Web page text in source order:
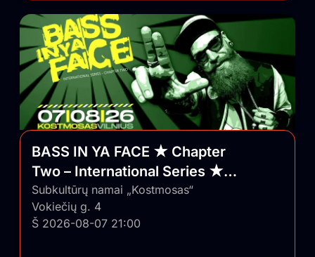
BASS IN YA FACE ★ Chapter
Two – International Series ★
Vilnius/Lithuania
Subkultūrų namai „Kostmosas“
Vokiečių g. 4
Š 2026-08-07 21:00